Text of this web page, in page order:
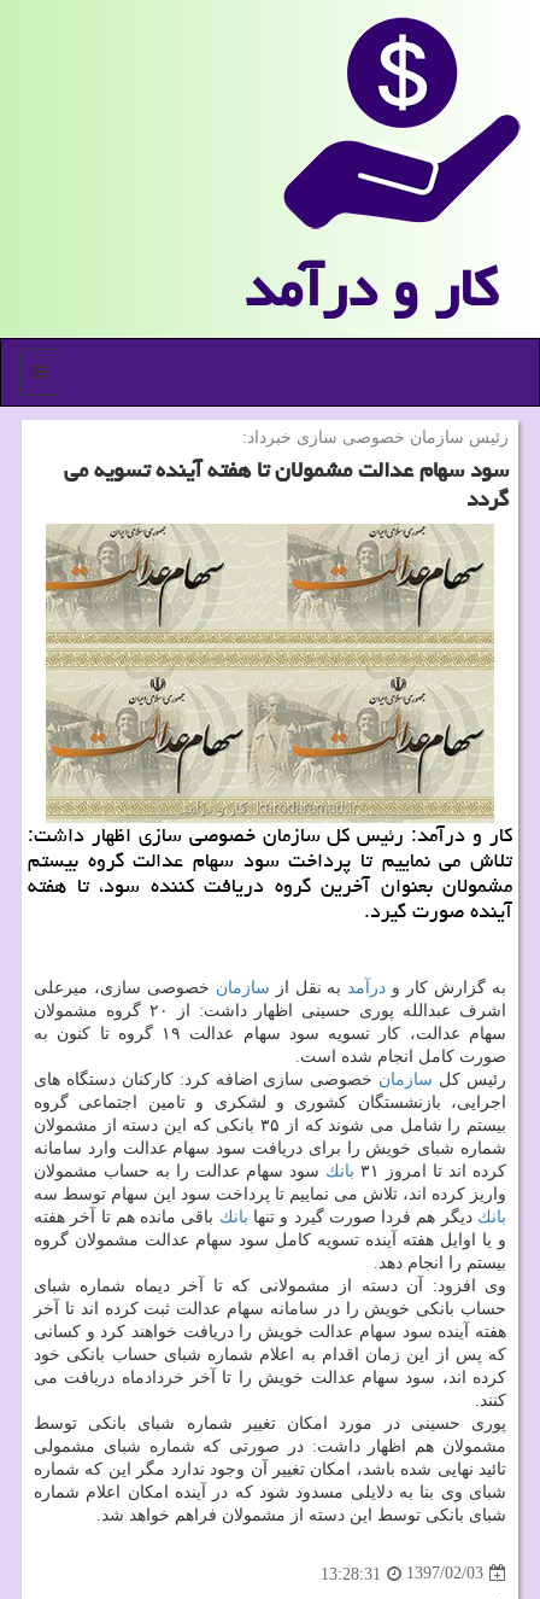
كار و درآمد
منو
رئیس سازمان خصوصی سازی خبرداد:
سود سهام عدالت مشمولان تا هفته آینده تسویه می
گردد
كار و درآمد: رئیس كل سازمان خصوصی سازی اظهار داشت:
تلاش می نماییم تا پرداخت سود سهام عدالت گروه بیستم
مشمولان بعنوان آخرین گروه دریافت كننده سود، تا هفته
آینده صورت گیرد.
به گزارش كار و درآمدبه نقل از سازمان خصوصی سازی، میرعلی
اشرف عبدالله پوری حسینی اظهار داشت: از ۲۰ گروه مشمولان
سهام عدالت، كار تسویه سود سهام عدالت ۱۹ گروه تا كنون به
صورت كامل انجام شده است.
رئیس كل سازمان خصوصی سازی اضافه كرد: كاركنان دستگاه های
اجرایی، بازنشستگان كشوری و لشكری و تامین اجتماعی گروه
بیستم را شامل می شوند كه از ۳۵ بانكی كه این دسته از مشمولان
شماره شبای خویش را برای دریافت سود سهام عدالت وارد سامانه
كرده اند تا امروز ۳۱
بانك سود سهام عدالت را به حساب مشمولان
واریز كرده اند، تلاش می نماییم تا پرداخت سود این سهام توسط سه
بانك دیگر هم فردا صورت گیرد و تنها بانك باقی مانده هم تا آخر هفته
و یا اوایل هفته آینده تسویه كامل سود سهام عدالت مشمولان گروه
بیستم را انجام دهد.
وی افزود: آن دسته از مشمولانی كه تا آخر دیماه شماره شبای
حساب بانكی خویش را در سامانه سهام عدالت ثبت كرده اند تا آخر
هفته آینده سود سهام عدالت خویش را دریافت خواهند كرد و كسانی
كه پس از این زمان اقدام به اعلام شماره شبای حساب بانكی خود
كرده اند، سود سهام عدالت خویش را تا آخر خردادماه دریافت می
كنند.
پوری حسینی در مورد امكان تغییر شماره شبای بانكی توسط
مشمولان هم اظهار داشت: در صورتی كه شماره شبای مشمولی
تائید نهایی شده باشد، امكان تغییر آن وجود ندارد مگر این كه شماره
شبای وی بنا به دلایلی مسدود شود كه در آینده امكان اعلام شماره
شبای بانكی توسط این دسته از مشمولان فراهم خواهد شد.
1397/02/03
13:28:31